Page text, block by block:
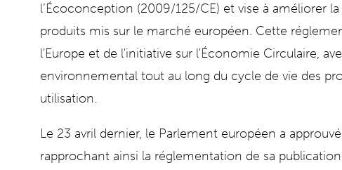
l’Écoconception (2009/125/CE) et vise à améliorer la
produits mis sur le marché européen. Cette
l'Europe et de l'initiative sur l'Économie Circulaire,
environnemental tout au long du cycle de vie des
utilisation.
Le 23 avril dernier, le Parlement européen a
rapprochant ainsi la réglementation de sa